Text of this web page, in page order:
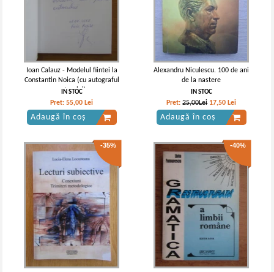
Ioan Calauz - Modelul fiintei la
Constantin Noica (cu autograful
autorului)
IN STOC
Pret:55,00 Lei
Adaugă în coș
Alexandru Niculescu. 100 de ani
de la nastere
IN STOC
Pret:25,00Lei 17,50 Lei
Adaugă în coș
-35% -40%